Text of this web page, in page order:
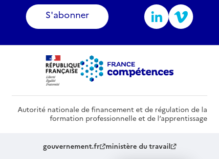
S'abonner
Autorité nationale de financement et de régulation de la
formation professionnelle et de l’apprentissage
gouvernement.fr ministère du travail